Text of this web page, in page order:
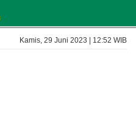
Kamis, 29 Juni 2023 | 12:52 WIB